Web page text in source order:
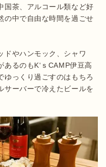
国茶、アルコール類など好
の中で自由な時間を過ごせ
ドやハンモック、シャワ
るのもK‘ｓCAMP伊豆高
ゆっくり過ごすのはもちろ
サーバーで冷えたビールを